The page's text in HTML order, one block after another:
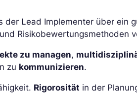
Lead Implementer über ein
Risikobewertungsmethoden
zu managen,
zu kommunizieren.
Rigorosität in der